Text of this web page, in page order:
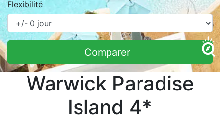
Flexibilité
Comparer
Warwick Paradise
Island 4*